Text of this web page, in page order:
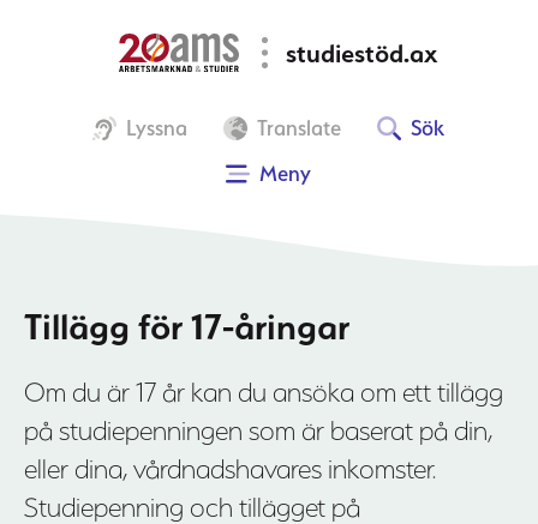
huvudinnehåll
studiestöd.ax
Lyssna Translate
Sök
Meny
Tillägg för 17-åringar
Om du är 17 år kan du ansöka om ett tillägg
på studiepenningen som är baserat på din,
eller dina, vårdnadshavares inkomster.
Studiepenning och tillägget på